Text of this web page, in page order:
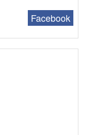
Facebook